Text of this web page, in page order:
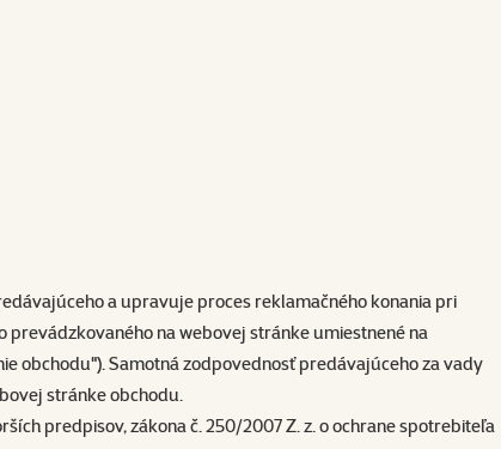
a upravuje proces reklamačného konania pri
na webovej stránke umiestnené na
obchodu"). Samotná zodpovednosť predávajúceho za vady
stránke obchodu.
predpisov, zákona č. 250/2007 Z. z. o ochrane spotrebiteľa